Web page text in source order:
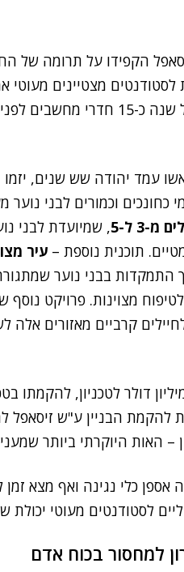
הקפידו על תרומה של
מצטיינים
המחשב. עוד תורמת העמותה בכל
עמד יהודה שש שנים,
וכמורים לבני נוער
מ-3 ל-5
, שמיועדת לבני
תוכנית נוספת – עיר
בבני נוער
מצוינות. פרויקט נוסף
קרביים מאזורים
וזהר זיסאפל אף תרמו 4.5 מיליון דולר
להקמת הבניין ע"ש
– האות היוקרתי ביותר
אספן כלי נגינה ואף מצא
לסטודנטים מעוטי יכולת
למחסור בכוח אדם